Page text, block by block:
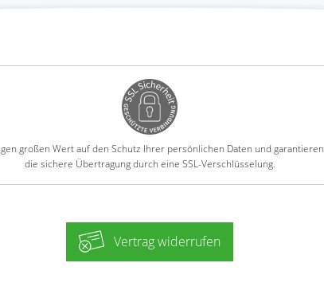
großen Wert auf den Schutz Ihrer persönlichen Daten und garantieren
die sichere Übertragung durch eine SSL-Verschlüsselung.
Vertrag widerrufen